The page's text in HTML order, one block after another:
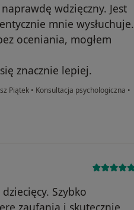
wdzięczny. Jest
mnie wysłuchuje.
oceniania, mogłem
znacznie lepiej.
Piątek • Konsultacja psychologiczna •
Szybko
zaufania i skutecznie